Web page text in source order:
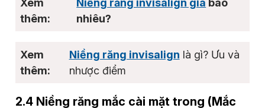
Niềng răng invisalign giá bao
nhiêu?
Niềng răng invisalign là gì? Ưu và
nhược điểm
2.4 Niềng răng mắc cài mặt trong (Mắc